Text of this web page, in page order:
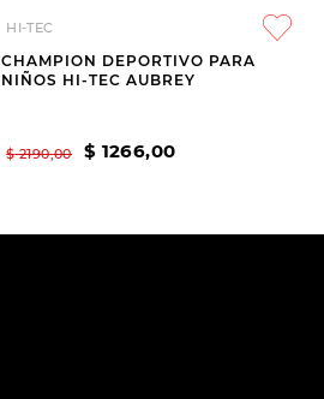
HI-TEC
CHAMPION DEPORTIVO PARA
NIÑOS HI-TEC AUBREY
$ 2190,00 $ 1266,00